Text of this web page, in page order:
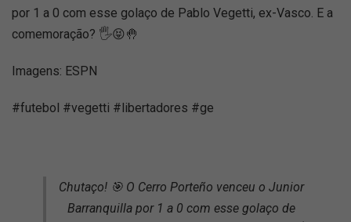
por 1 a 0 com esse golaço de Pablo Vegetti, ex-Vasco. E a
comemoração? 🖐️😝🤚
Imagens: ESPN
#futebol #vegetti #libertadores #ge
Chutaço! 🎯 O Cerro Porteño venceu o Junior
Barranquilla por 1 a 0 com esse golaço de